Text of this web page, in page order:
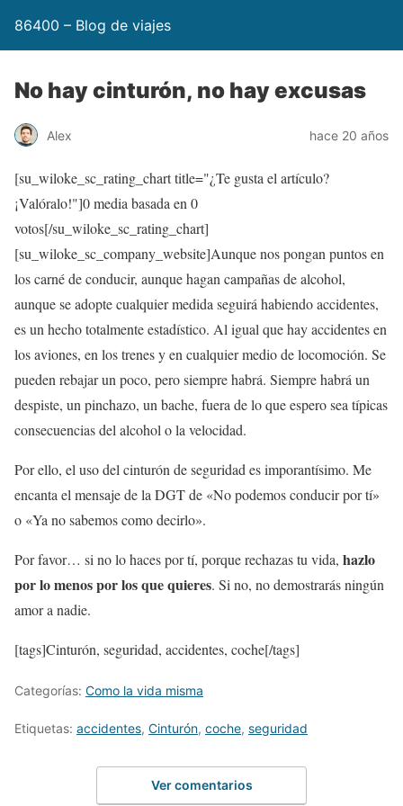
86400 – Blog de viajes
No hay cinturón, no hay excusas
Alex hace 20 años
[su_wiloke_sc_rating_chart title="¿Te gusta el artículo?
¡Valóralo!"]0media basada en 0
votos[/su_wiloke_sc_rating_chart]
[su_wiloke_sc_company_website]Aunque nos pongan puntos en
los carné de conducir, aunque hagan campañas de alcohol,
aunque se adopte cualquier medida seguirá habiendo accidentes,
es un hecho totalmente estadístico. Al igual que hay accidentes en
los aviones, en los trenes y en cualquier medio de locomoción. Se
pueden rebajar un poco, pero siempre habrá. Siempre habrá un
despiste, un pinchazo, un bache, fuera de lo que espero sea típicas
consecuencias del alcohol o la velocidad.
Por ello, el uso del cinturón de seguridad es imporantísimo. Me
encanta el mensaje de la DGT de «No podemos conducir por tí»
o «Ya no sabemos como decirlo».
Por favor… si no lo haces por tí, porque rechazas tu vida, hazlo
por lo menos por los que quieres. Si no, no demostrarás ningún
amor a nadie.
[tags]Cinturón, seguridad, accidentes, coche[/tags]
Categorías: Como la vida misma
Etiquetas: accidentes, Cinturón, coche, seguridad
Ver comentarios